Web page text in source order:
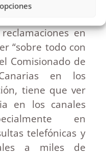
en
“sobre todo con
Comisionado de
en los
tiene que ver
en los canales
en
telefónicas y
a miles de